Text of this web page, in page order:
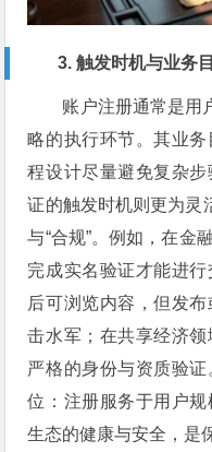
3. 触发时机与业务
账户注册通常是用
略的执行环节。其业
程设计尽量避免复杂
证的触发时机则更为灵
与“合规”。例如，在金
完成实名验证才能进
后可浏览内容，但发
击水军；在共享经济
严格的身份与资质验
位：注册服务于用户
生态的健康与安全，是